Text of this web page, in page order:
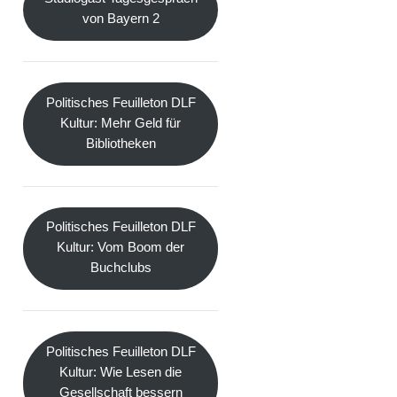
von Bayern 2
Politisches Feuilleton DLF
Kultur: Mehr Geld für
Bibliotheken
Politisches Feuilleton DLF
Kultur: Vom Boom der
Buchclubs
Politisches Feuilleton DLF
Kultur: Wie Lesen die
Gesellschaft bessern